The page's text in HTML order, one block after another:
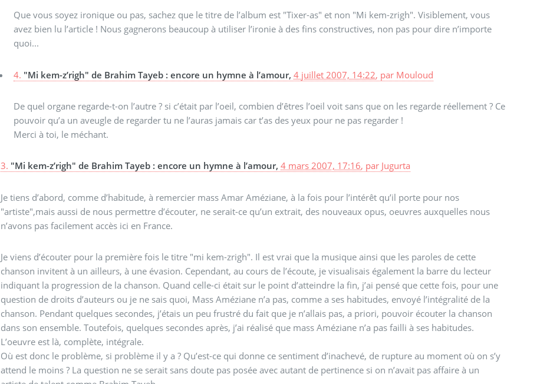
Que vous soyez ironique ou pas, sachez que le titre de l’album est "Tixer-as" et non "Mi kem-zrigh". Visiblement, vous
avez bien lu l’article ! Nous gagnerons beaucoup à utiliser l’ironie à des fins constructives, non pas pour dire n’importe
quoi...
4. "Mi kem-z’righ" de Brahim Tayeb : encore un hymne à l’amour,4 juillet 2007, 14:22, par Mouloud
De quel organe regarde-t-on l’autre ? si c’était par l’oeil, combien d’êtres l’oeil voit sans que on les regarde réellement ? Ce
pouvoir qu’a un aveugle de regarder tu ne l’auras jamais car t’as des yeux pour ne pas regarder !
Merci à toi, le méchant.
3. "Mi kem-z’righ" de Brahim Tayeb : encore un hymne à l’amour,4 mars 2007, 17:16, par Jugurta
Je tiens d’abord, comme d’habitude, à remercier mass Amar Améziane, à la fois pour l’intérêt qu’il porte pour nos
"artiste",mais aussi de nous permettre d’écouter, ne serait-ce qu’un extrait, des nouveaux opus, oeuvres auxquelles nous
n’avons pas facilement accès ici en France.
Je viens d’écouter pour la première fois le titre "mi kem-zrigh". Il est vrai que la musique ainsi que les paroles de cette
chanson invitent à un ailleurs, à une évasion. Cependant, au cours de l’écoute, je visualisais également la barre du lecteur
indiquant la progression de la chanson. Quand celle-ci était sur le point d’atteindre la fin, j’ai pensé que cette fois, pour une
question de droits d’auteurs ou je ne sais quoi, Mass Améziane n’a pas, comme a ses habitudes, envoyé l’intégralité de la
chanson. Pendant quelques secondes, j’étais un peu frustré du fait que je n’allais pas, a priori, pouvoir écouter la chanson
dans son ensemble. Toutefois, quelques secondes après, j’ai réalisé que mass Améziane n’a pas failli à ses habitudes.
L’oeuvre est là, complète, intégrale.
Où est donc le problème, si problème il y a ? Qu’est-ce qui donne ce sentiment d’inachevé, de rupture au moment où on s’y
attend le moins ? La question ne se serait sans doute pas posée avec autant de pertinence si on n’avait pas affaire à un